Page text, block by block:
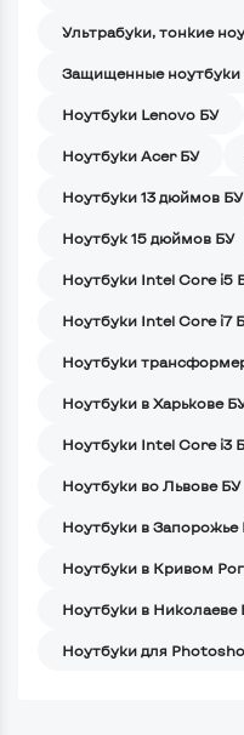
Ультрабуки, тонкие
Защищенные ноутбуки
Ноутбуки Lenovo БУ
Ноутбуки Acer БУ
Ноутбуки 13 дюймов БУ
Ноутбук 15 дюймов БУ
Ноутбуки Intel Core i5
Ноутбуки Intel Core i7
Ноутбуки
Ноутбуки в Харькове
Ноутбуки Intel Core i3
Ноутбуки во Львове БУ
Ноутбуки в Запорожье
Ноутбуки в Кривом
Ноутбуки в Николаеве
Ноутбуки для